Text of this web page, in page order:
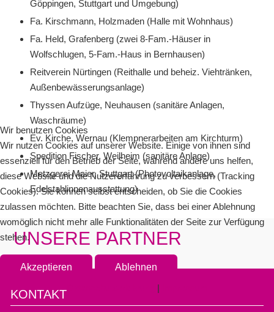
Göppingen, Stuttgart und Umgebung)
Fa. Kirschmann, Holzmaden (Halle mit Wohnhaus)
Fa. Held, Grafenberg (zwei 8-Fam.-Häuser in
Wolfschlugen, 5-Fam.-Haus in Bernhausen)
Reitverein Nürtingen (Reithalle und beheiz. Viehtränken,
Außenbewässerungsanlage)
Thyssen Aufzüge, Neuhausen (sanitäre Anlagen,
Waschräume)
Ev. Kirche, Wernau (Klempnerarbeiten am Kirchturm)
Spedition Fischer, Weilheim (sanitäre Anlage)
Metzgerei Maier, Stuttgart (Photovoltaikanlage,
Edelstahlinnenausstattung)
UNSERE PARTNER
KONTAKT
Wir benutzen Cookies
Wir nutzen Cookies auf unserer Website. Einige von ihnen sind
essenziell für den Betrieb der Seite, während andere uns helfen,
diese Website und die Nutzererfahrung zu verbessern (Tracking
Cookies). Sie können selbst entscheiden, ob Sie die Cookies
zulassen möchten. Bitte beachten Sie, dass bei einer Ablehnung
womöglich nicht mehr alle Funktionalitäten der Seite zur Verfügung
stehen.
Akzeptieren
Ablehnen
Datenschutzerklärung
|